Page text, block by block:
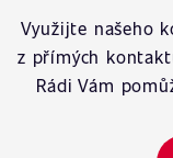
Využijte našeho
z přímých
Rádi Vám